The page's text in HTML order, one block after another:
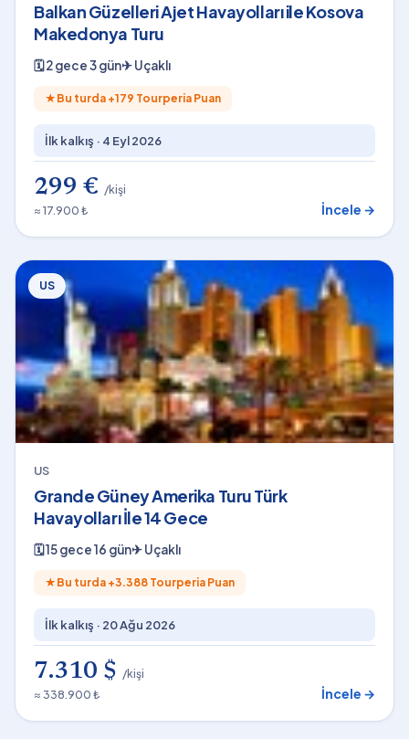
Balkan Güzelleri Ajet Havayolları ile Kosova
Makedonya Turu
🗓2 gece 3 gün✈Uçaklı
★ Bu turda +179 Tourperia Puan
İlk kalkış · 4 Eyl 2026
299 € /kişi
≈ 17.900 ₺
İncele →
US
US
Grande Güney Amerika Turu Türk
Havayolları İle 14 Gece
🗓15 gece 16 gün✈Uçaklı
★ Bu turda +3.388 Tourperia Puan
İlk kalkış · 20 Ağu 2026
7.310 $ /kişi
≈ 338.900 ₺
İncele →